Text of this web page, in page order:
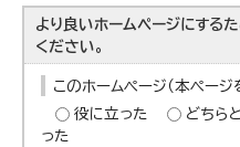
より良いホームページにする
ください。
このホームページ（本ページ
役に立った
どちら
った